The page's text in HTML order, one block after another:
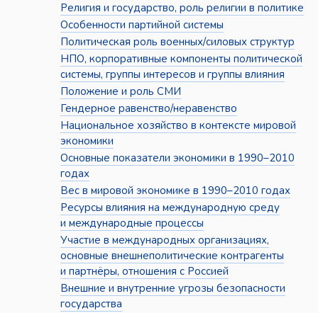
Религия и государство, роль религии в политике
Особенности партийной системы
Политическая роль военных/силовых структур
НПО, корпоративные компоненты политической
системы, группы интересов и группы влияния
Положение и роль СМИ
Гендерное равенство/неравенство
Национальное хозяйство в контексте мировой
экономики
Основные показатели экономики в 1990–2010
годах
Вес в мировой экономике в 1990–2010 годах
Ресурсы влияния на международную среду
и международные процессы
Участие в международных организациях,
основные внешнеполитические контрагенты
и партнёры, отношения с Россией
Внешние и внутренние угрозы безопасности
государства